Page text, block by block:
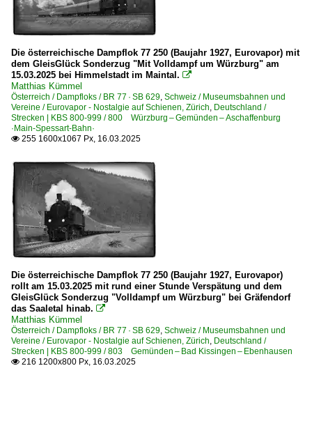
Die österreichische Dampflok 77 250 (Baujahr 1927, Eurovapor) mit
dem GleisGlück Sonderzug "Mit Volldampf um Würzburg" am
15.03.2025 bei Himmelstadt im Maintal. 
Matthias Kümmel
Österreich / Dampfloks / BR 77 · SB 629 Schweiz / Museumsbahnen und
Vereine / Eurovapor - Nostalgie auf Schienen, Zürich Deutschland /
Strecken | KBS 800-999 / 800 Würzburg – Gemünden – Aschaffenburg
·Main-Spessart-Bahn·
 255 1600x1067 Px, 16.03.2025
Die österreichische Dampflok 77 250 (Baujahr 1927, Eurovapor)
rollt am 15.03.2025 mit rund einer Stunde Verspätung und dem
GleisGlück Sonderzug "Volldampf um Würzburg" bei Gräfendorf
das Saaletal hinab. 
Matthias Kümmel
Österreich / Dampfloks / BR 77 · SB 629 Schweiz / Museumsbahnen und
Vereine / Eurovapor - Nostalgie auf Schienen, Zürich Deutschland /
Strecken | KBS 800-999 / 803 Gemünden – Bad Kissingen – Ebenhausen
 216 1200x800 Px, 16.03.2025